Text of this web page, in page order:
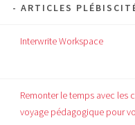
ARTICLES
Interwrite Workspace
Remonter le temps avec les
voyage pédagogique pour